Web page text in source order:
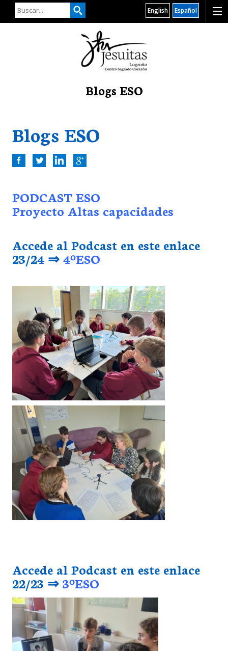
Español
English
Blogs ESO
Blogs ESO
PODCAST ESO
Proyecto Altas capacidades
Accede al Podcast en este enlace
23/24 ⇒ 4ºESO
Accede al Podcast en este enlace
22/23 ⇒ 3ºESO